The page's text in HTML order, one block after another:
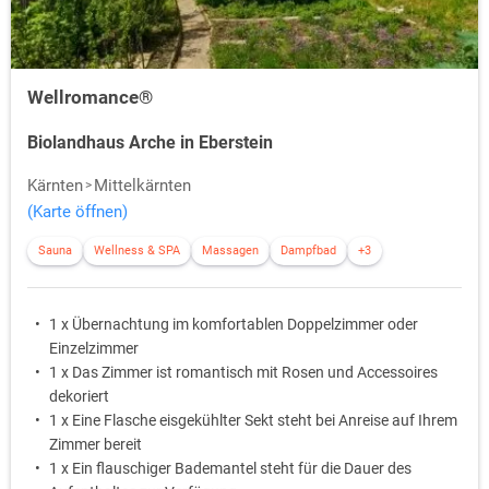
Wellromance®
Biolandhaus Arche in Eberstein
Kärnten
Mittelkärnten
(Karte öffnen)
Sauna Wellness & SPA Massagen Dampfbad +3
1 x Übernachtung im komfortablen Doppelzimmer oder
Einzelzimmer
1 x Das Zimmer ist romantisch mit Rosen und Accessoires
dekoriert
1 x Eine Flasche eisgekühlter Sekt steht bei Anreise auf Ihrem
Zimmer bereit
1 x Ein flauschiger Bademantel steht für die Dauer des